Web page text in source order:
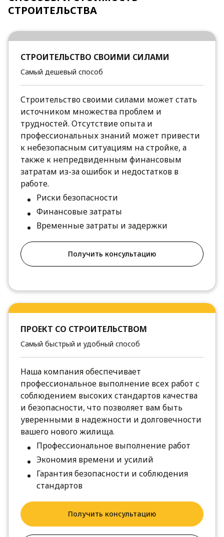
СТРОИТЕЛЬСТВА
СТРОИТЕЛЬСТВО СВОИМИ СИЛАМИ
Самый дешевый способ
Строительство своими силами может стать
источником множества проблем и
трудностей. Отсутствие опыта и
профессиональных знаний может привести
к небезопасным ситуациям на стройке, а
также к непредвиденным финансовым
затратам из-за ошибок и недостатков в
работе.
Риски безопасности
Финансовые затраты
Временные затраты и задержки
Получить консультацию
ПРОЕКТ СО СТРОИТЕЛЬСТВОМ
Самый быстрый и удобный способ
Наша компания обеспечивает
профессиональное выполнение всех работ с
соблюдением высоких стандартов качества
и безопасности, что позволяет вам быть
уверенными в надежности и долговечности
вашего нового жилища.
Профессиональное выполнение работ
Экономия времени и усилий
Гарантия безопасности и соблюдения
стандартов
Получить консультацию